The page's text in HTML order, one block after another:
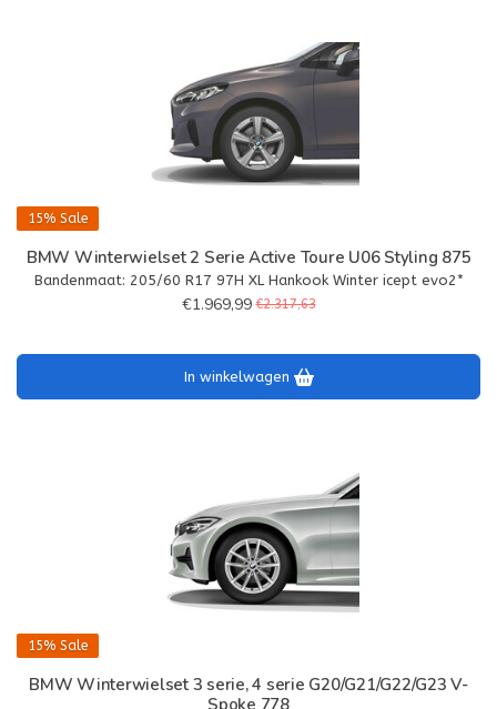
15% Sale
BMW Winterwielset 2 Serie Active Toure U06 Styling 875
Bandenmaat: 205/60 R17 97H XL Hankook Winter icept evo2*
€1.969,99 €2.317,63
In winkelwagen
15% Sale
BMW Winterwielset 3 serie, 4 serie G20/G21/G22/G23 V-
Spoke 778